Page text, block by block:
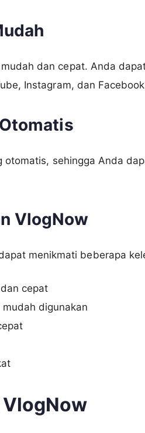
dan cepat. Anda
Instagram, dan
sehingga Anda
VlogNow
menikmati beberapa
cepat
digunakan
VlogNow